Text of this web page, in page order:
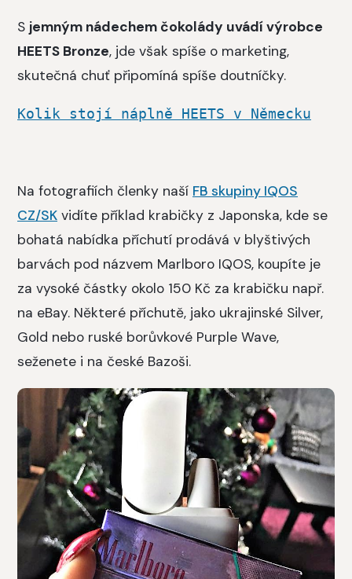
S jemným nádechem čokolády uvádí výrobce
HEETS Bronze, jde však spíše o marketing,
skutečná chuť připomíná spíše doutníčky.
Kolik stojí náplně HEETS v Německu
Na fotografiích členky naší FB skupiny IQOS
CZ/SK vidíte příklad krabičky z Japonska, kde se
bohatá nabídka příchutí prodává v blyštivých
barvách pod názvem Marlboro IQOS, koupíte je
za vysoké částky okolo 150 Kč za krabičku např.
na eBay. Některé příchutě, jako ukrajinské Silver,
Gold nebo ruské borůvkové Purple Wave,
seženete i na české Bazoši.